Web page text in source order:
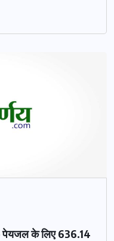
पेयजल के लिए 636.14